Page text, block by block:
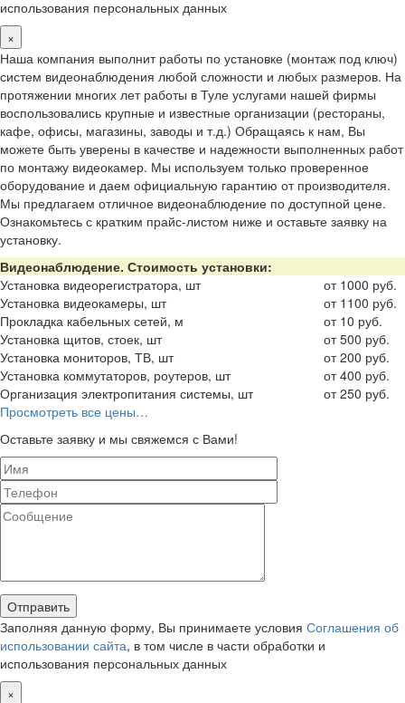
использования персональных данных
×
Наша компания выполнит работы по установке (монтаж под ключ)
систем видеонаблюдения любой сложности и любых размеров. На
протяжении многих лет работы в Туле услугами нашей фирмы
воспользовались крупные и известные организации (рестораны,
кафе, офисы, магазины, заводы и т.д.) Обращаясь к нам, Вы
можете быть уверены в качестве и надежности выполненных работ
по монтажу видеокамер. Мы используем только проверенное
оборудование и даем официальную гарантию от производителя.
Мы предлагаем отличное видеонаблюдение по доступной цене.
Ознакомьтесь с кратким прайс-листом ниже и оставьте заявку на
установку.
Видеонаблюдение. Стоимость установки:
Установка видеорегистратора, шт
от 1000 руб.
Установка видеокамеры, шт
от 1100 руб.
Прокладка кабельных сетей, м
от 10 руб.
Установка щитов, стоек, шт
от 500 руб.
Установка мониторов, ТВ, шт
от 200 руб.
Установка коммутаторов, роутеров, шт
от 400 руб.
Организация электропитания системы, шт
от 250 руб.
Просмотреть все цены…
Оставьте заявку и мы свяжемся с Вами!
Заполняя данную форму, Вы принимаете условия Соглашения об
использовании сайта, в том числе в части обработки и
использования персональных данных
×